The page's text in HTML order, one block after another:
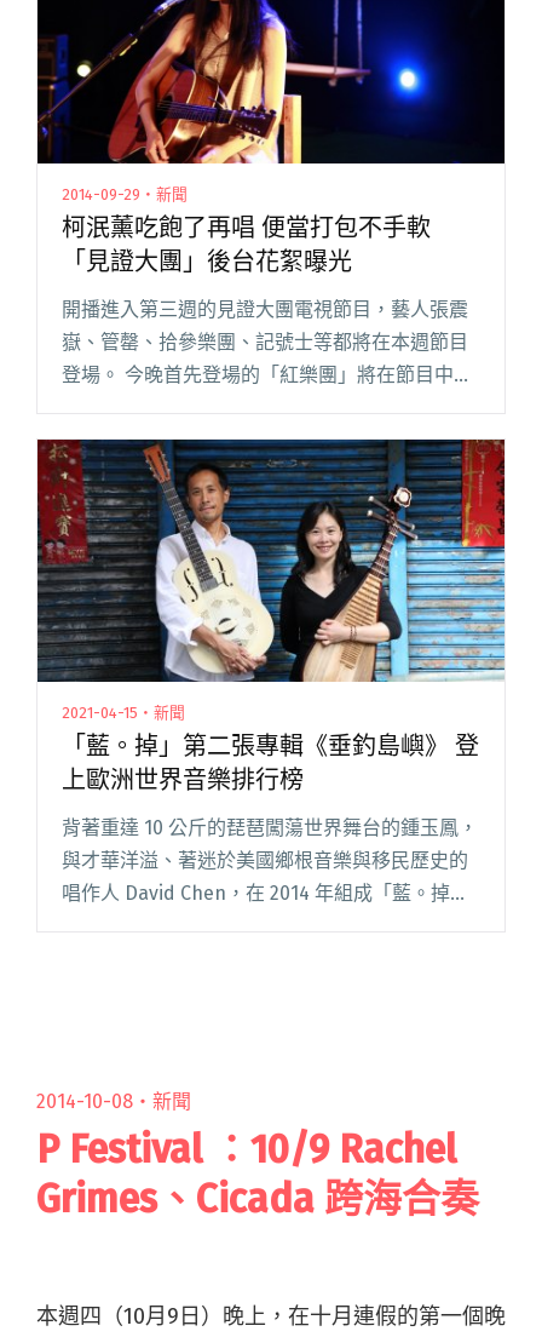
2014-09-29・新聞
柯泯薰吃飽了再唱 便當打包不手軟
「見證大團」後台花絮曝光
開播進入第三週的見證大團電視節目，藝人張震
嶽、管罄、拾參樂團、記號士等都將在本週節目
登場。 今晚首先登場的「紅樂團」將在節目中將
合東方音色創作，要獻給觀眾優雅脫俗的夜晚；
而下半集節目演出，是瘦瘦小小閱讀全文 "柯泯
薰吃飽了再唱 便當打包不手軟 「見證大團」後台
花絮曝光"
2021-04-15・新聞
「藍。掉」第二張專輯《垂釣島嶼》 登
上歐洲世界音樂排行榜
背著重達 10 公斤的琵琶闖蕩世界舞台的鍾玉鳳，
與才華洋溢、著迷於美國鄉根音樂與移民歷史的
唱作人 David Chen，在 2014 年組成「藍。掉」
樂團，以琵琶與藍調吉他兩個遙遠、互不相識的
2014-10-08・ 新聞
P Festival ：10/9 Rachel
Grimes、Cicada 跨海合奏
本週四（10月9日）晚上，在十月連假的第一個晚